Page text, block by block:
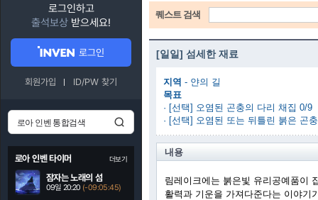
로그인하고
출석보상 받으세요!
로그인
회원가입 ID/PW 찾기
로아 인벤 타이머 더보기
잠자는 노래의 섬
09일 20:20 (-09:05:44)
퀘스트 검색
[일일] 섬세한 재료
지역 - 얀의 길
목표
· [선택] 오염된 곤충의 다리 채집 0/9
· [선택] 오염된 또는 뒤틀린 붉은 곤
내용
림레이크에는 붉은빛 유리공예품이
활력과 기운을 가져다준다는 이야기